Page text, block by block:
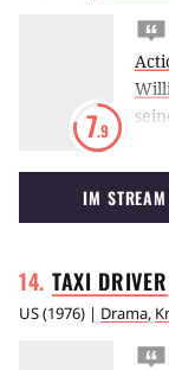
7.9
der
IM STREAM
TAXI DRIVER
US(1976) | Drama,